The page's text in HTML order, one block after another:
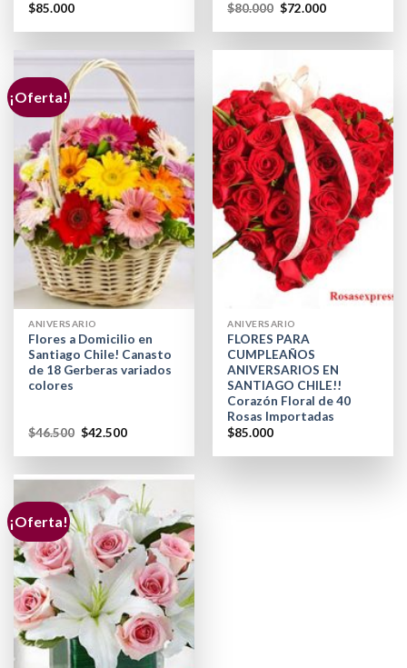
$85.000
$80.000 $72.000
¡Oferta!
ANIVERSARIO
Flores a Domicilio en
Santiago Chile! Canasto
de 18 Gerberas variados
colores
$46.500 $42.500
ANIVERSARIO
FLORES PARA
CUMPLEAÑOS
ANIVERSARIOS EN
SANTIAGO CHILE!!
Corazón Floral de 40
Rosas Importadas
$85.000
¡Oferta!